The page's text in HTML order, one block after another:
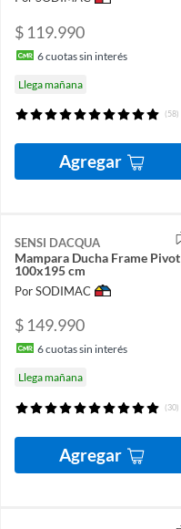
$ 119.990
6cuotas sin interés
Llega mañana
(58)
Agregar
SENSI DACQUA
Mampara Ducha Frame Pivot
100x195 cm
Por SODIMAC
$ 149.990
6cuotas sin interés
Llega mañana
(30)
Agregar